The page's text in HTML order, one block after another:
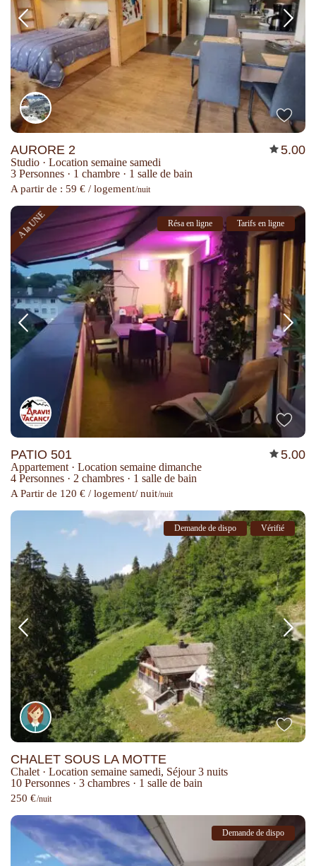
AURORE 2 5.00
Studio · Location semaine samedi
3 Personnes · 1 chambre · 1 salle de bain
A partir de : 59 € / logement/nuit
A la UNE Résa en ligne Tarifs en ligne
PATIO 501 5.00
Appartement · Location semaine dimanche
4 Personnes · 2 chambres · 1 salle de bain
A Partir de 120 € / logement/ nuit/nuit
Demande de dispo Vérifié
CHALET SOUS LA MOTTE
Chalet · Location semaine samedi, Séjour 3 nuits
10 Personnes · 3 chambres · 1 salle de bain
250 €/nuit
Demande de dispo